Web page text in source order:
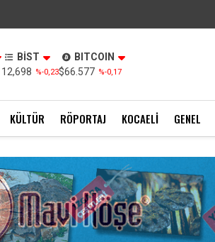
BİST
12,698 %-0,23
BITCOIN
$66.577 %-0,17
KÜLTÜR RÖPORTAJ KOCAELI GENEL